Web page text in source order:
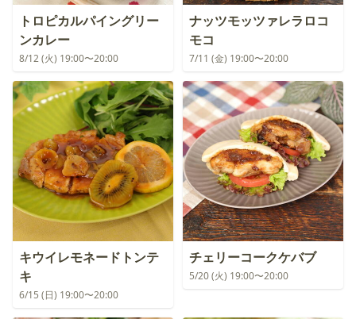
トロピカルパイングリー
ンカレー
8/12 (火) 19:00〜20:00
ナッツモッツァレラロコ
モコ
7/11 (金) 19:00〜20:00
キウイレモネードトンテ
キ
6/15 (日) 19:00〜20:00
チェリーコークケバブ
5/20 (火) 19:00〜20:00